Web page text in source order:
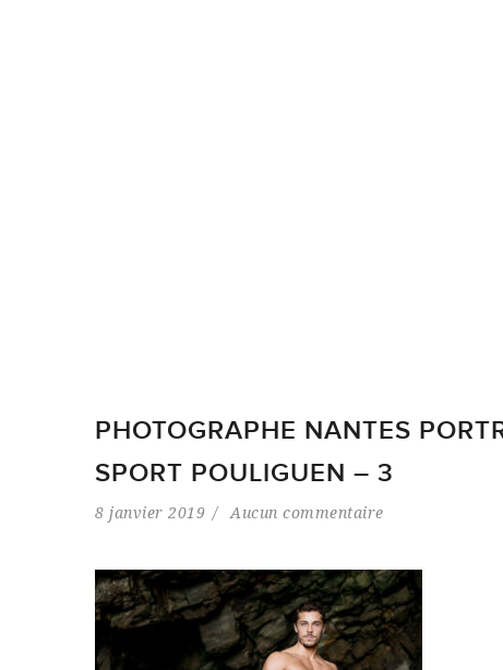
PHOTOGRAPHE NANTES
SPORT POULIGUEN – 3
8 janvier 2019 Aucun commentaire